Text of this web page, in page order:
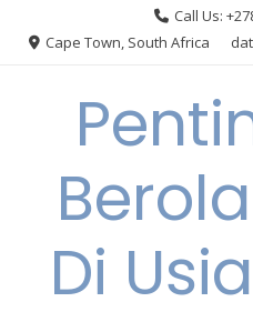
Call Us:
Cape Town, South Africa
Di